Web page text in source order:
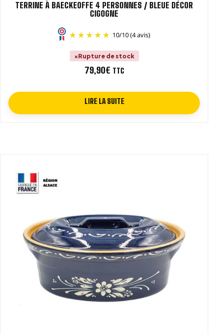
TERRINE À BAECKEOFFE 4 PERSONNES / BLEUE DÉCOR
CIGOGNE
10/10(4 avis)
Rupture de stock
79,90€ TTC
LIRE LA SUITE